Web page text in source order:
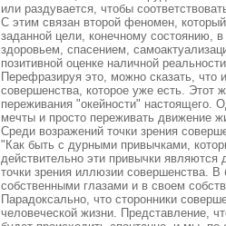
или раздувается, чтобы
С этим связан второй феномен,
заданной цели, конечному состоянию,
здоровьем, спасением,
позитивной оценке наличной
Перефразируя это, можно сказать,
совершенства, которое уже есть. Этот
переживания "окейности" настоящего.
мечты и просто переживать движение
Среди возражений точки зрения
"Как быть с дурными привычками,
действительно эти привычки являются
точки зрения иллюзии совершенства. В
собственными глазами и в своем
Парадоксально, что сторонники
человеческой жизни. Представление,